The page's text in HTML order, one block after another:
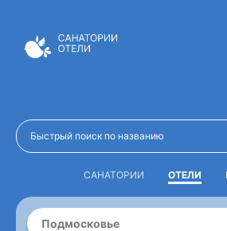
САНАТОРИИ ОТЕЛИ
Подмосковье